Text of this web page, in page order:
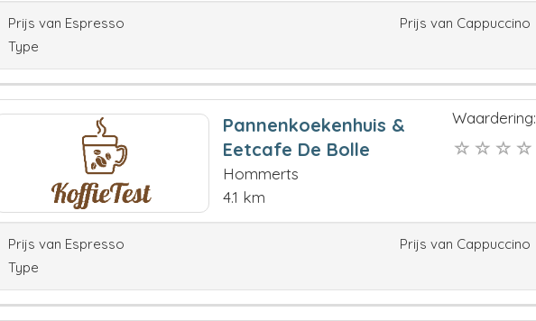
Prijs van Espresso
Prijs van Cappuccino
Type
Pannenkoekenhuis &
Eetcafe De Bolle
Hommerts
4.1 km
Waardering:
Prijs van Espresso
Prijs van Cappuccino
Type